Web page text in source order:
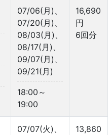
07/06(月)、
07/20(月)、
08/03(月)、
08/17(月)、
09/07(月)、
09/21(月)
18:00～
19:00
16,690
円
6回分
07/07(火)、
13,860